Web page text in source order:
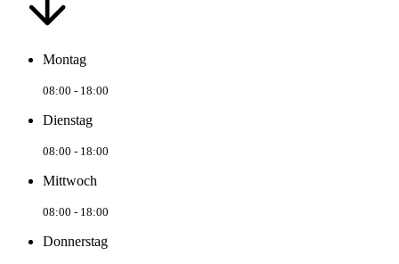
Montag
08:00 - 18:00
Dienstag
08:00 - 18:00
Mittwoch
08:00 - 18:00
Donnerstag